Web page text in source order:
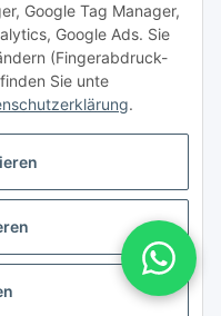
Google Tag Manager,
Google Ads. Sie
(Fingerabdruck-
Sie unte
.